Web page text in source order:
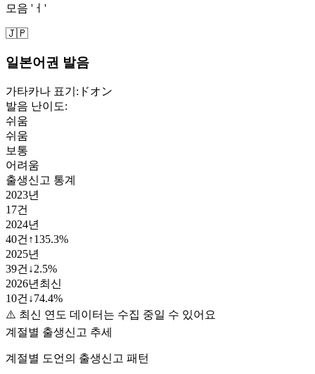
모음 'ㅓ'
🇯🇵
일본어권 발음
가타카나 표기: ドオン
발음 난이도:
쉬움
쉬움
보통
어려움
출생신고 통계
2023년
17건
2024년
40건 ↑135.3%
2025년
39건 ↓2.5%
2026년 최신
10건 ↓74.4%
⚠️ 최신 연도 데이터는 수집 중일 수 있어요
계절별 출생신고 추세
계절별 도언 의 출생신고 패턴